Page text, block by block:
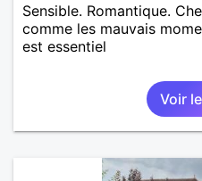
Sensible. Romantique.
comme les mauvais
est essentiel
Voir